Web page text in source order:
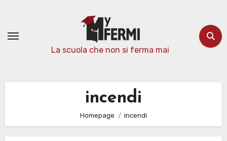
contenuto
La scuola che non si ferma mai
incendi
Homepage incendi